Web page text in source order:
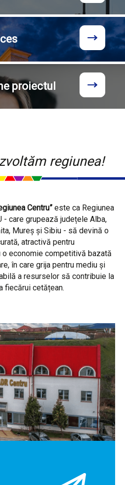
proiectul
regiunea!
Centru”este ca Regiunea
- care grupează județele Alba,
Mureș și Sibiu - să devină o
atractivă pentru
economie competitivă bazată
în care grija pentru mediu și
a resurselor să contribuie la
fiecărui cetățean.